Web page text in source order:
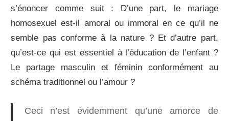
s’énoncer comme suit : D’une part, le mariage
homosexuel est-il amoral ou immoral en ce qu’il ne
semble pas conforme à la nature ? Et d’autre part,
qu’est-ce qui est essentiel à l’éducation de l’enfant ?
Le partage masculin et féminin conformément au
schéma traditionnel ou l’amour ?
Ceci n’est évidemment qu’une amorce de